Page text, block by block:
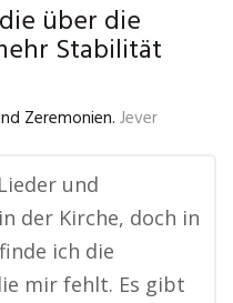
über die
Stabilität
Zeremonien. Jever
und
der Kirche, doch in
ich die
mir fehlt. Es gibt